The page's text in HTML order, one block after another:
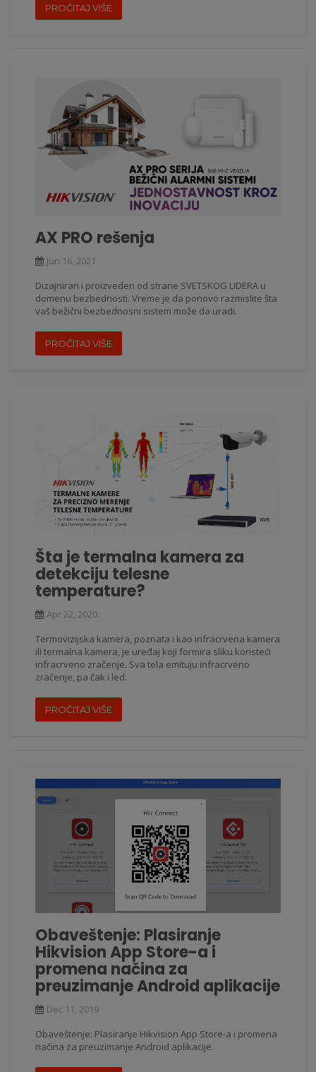
PROČITAJ VIŠE
AX PRO rešenja
Jun 16, 2021
Dizajniran i proizveden od strane SVETSKOG LIDERA u
domenu bezbednosti. Vreme je da ponovo razmislite šta
vaš bežični bezbednosni sistem može da uradi.
PROČITAJ VIŠE
Šta je termalna kamera za
detekciju telesne
temperature?
Apr 22, 2020
Termovizijska kamera, poznata i kao infracrvena kamera
ili termalna kamera, je uređaj koji formira sliku koristeći
infracrveno zračenje. Sva tela emituju infracrveno
zračenje, pa čak i led.
PROČITAJ VIŠE
Obaveštenje: Plasiranje
Hikvision App Store-a i
promena načina za
preuzimanje Android aplikacije
Dec 11, 2019
Obaveštenje: Plasiranje Hikvision App Store-a i promena
načina za preuzimanje Android aplikacije.